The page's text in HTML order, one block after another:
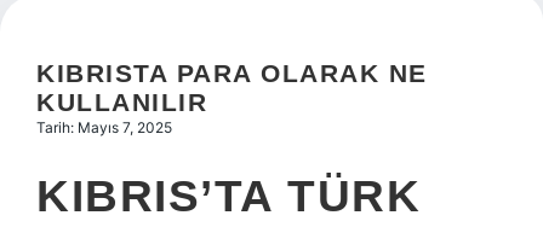
Hakkımızda
KIBRISTA PARA OLARAK NE
KULLANILIR
Tarih: Mayıs 7, 2025
KIBRIS’TA TÜRK